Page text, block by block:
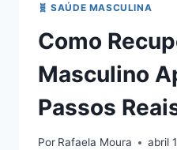
🧬 SAÚDE MASCULINA
Como
Masculino
Passos
Por Rafaela Moura abril